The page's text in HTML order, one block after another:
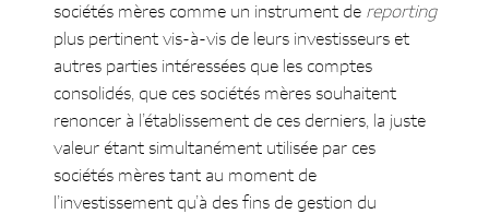
sociétés mères comme un instrument de reporting
plus pertinent vis-à-vis de leurs investisseurs et
autres parties intéressées que les comptes
consolidés, que ces sociétés mères souhaitent
renoncer à l’établissement de ces derniers, la juste
valeur étant simultanément utilisée par ces
sociétés mères tant au moment de
l’investissement qu’à des fins de gestion du